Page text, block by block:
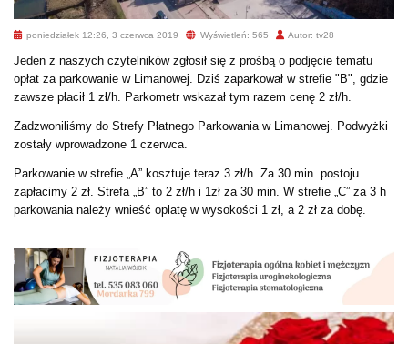
poniedziałek 12:26, 3 czerwca 2019 Wyświetleń: 565 Autor: tv28
Jeden z naszych czytelników zgłosił się z prośbą o podjęcie tematu
opłat za parkowanie w Limanowej. Dziś zaparkował w strefie "B", gdzie
zawsze płacił 1 zł/h. Parkometr wskazał tym razem cenę 2 zł/h.
Zadzwoniliśmy do Strefy Płatnego Parkowania w Limanowej. Podwyżki
zostały wprowadzone 1 czerwca.
Parkowanie w strefie „A” kosztuje teraz 3 zł/h. Za 30 min. postoju
zapłacimy 2 zł. Strefa „B” to 2 zł/h i 1zł za 30 min. W strefie „C” za 3 h
parkowania należy wnieść oplatę w wysokości 1 zł, a 2 zł za dobę.